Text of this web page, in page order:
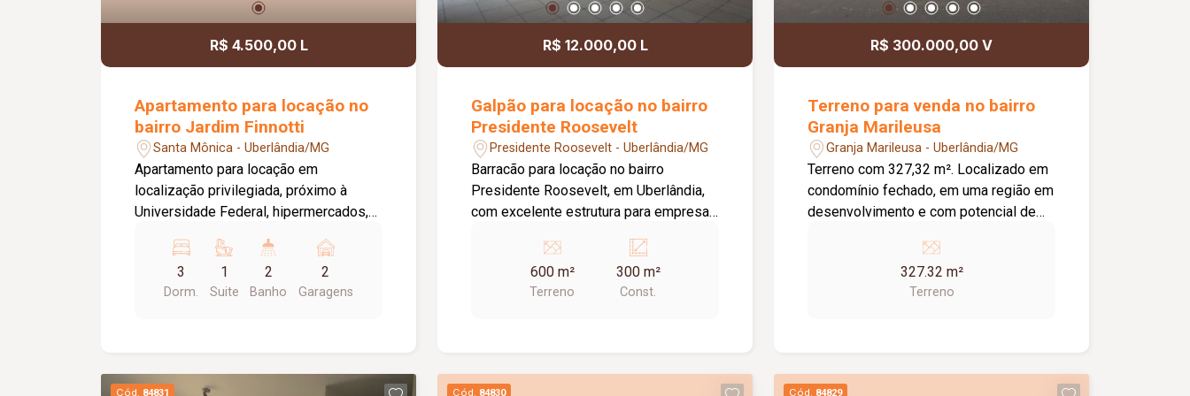
R$ 4.500,00 L
Apartamento para locação no
bairro Jardim Finnotti
Santa Mônica - Uberlândia/MG
Apartamento para locação em
localização privilegiada, próximo à
Universidade Federal, hipermercados,
serviços da região. O imóvel conta com
03 quartos, sendo 01 suíte ampla com
closet, oferecendo conforto e
excelente iluminação natural. Destaque
3
Dorm.
1
Suite
2
Banho
2
Garagens
R$ 12.000,00 L
Galpão para locação no bairro
Presidente Roosevelt
Presidente Roosevelt - Uberlândia/MG
Barracão para locação no bairro
Presidente Roosevelt, em Uberlândia,
com excelente estrutura para empresas
possui 600 m² de terreno e 300 m² de
área construída, distribuídos de forma
funcional para atender às necessidades
atividades comerciais, industriais,
600 m²
Terreno
300 m²
Const.
R$ 300.000,00 V
Terreno para venda no bairro
Granja Marileusa
Granja Marileusa - Uberlândia/MG
Terreno com 327,32 m². Localizado em
condomínio fechado, em uma região em
desenvolvimento e com potencial de
Terreno com boa área para construção;
Região em expansão e crescimento;
Excelente opção para construção
327.32 m²
Terreno
Cód. 84831 Cód. 84830 Cód. 84829